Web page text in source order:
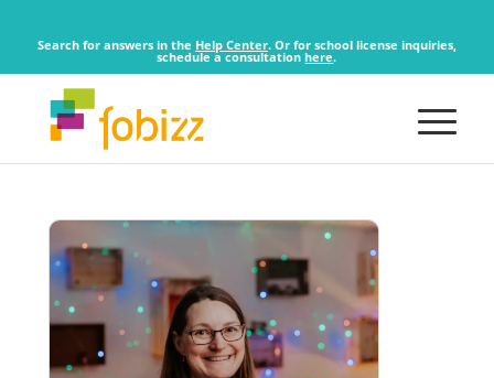
Search for answers in the Help Center. Or for school license inquiries,
schedule a consultationhere.